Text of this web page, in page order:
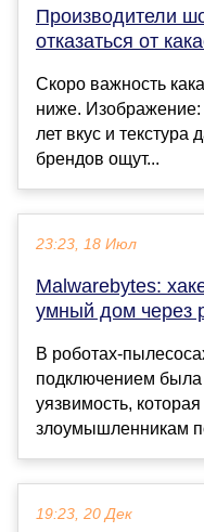
Производители
отказаться от
Скоро важность
ниже.
лет вкус и
брендов ощут...
23:23, 18 Июл
Malwarebytes:
умный дом через
В роботах-
подключением
уязвимость,
злоумышленникам
19:23, 20 Дек